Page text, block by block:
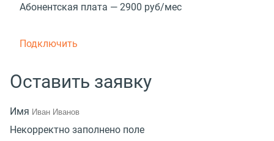
Абонентская плата — 2900 руб/мес
Подключить
Оставить заявку
Имя
Некорректно заполнено поле